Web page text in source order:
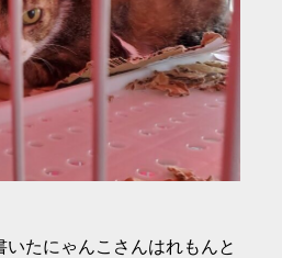
たにゃんこさんはれもんと